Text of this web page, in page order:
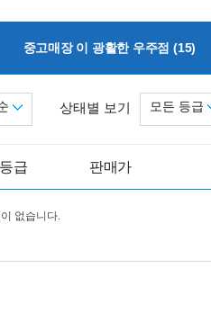
중고매장 이 광활한 우주점 (15)
상태별 보기 모든 등급
등급 판매가
없습니다.